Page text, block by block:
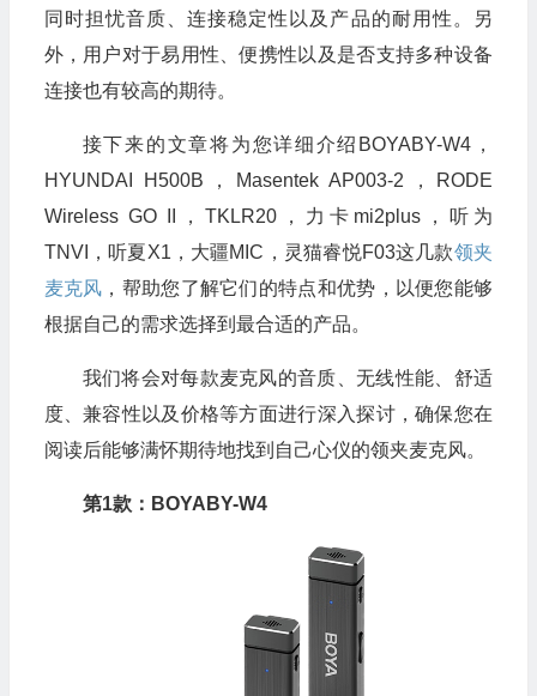
同时担忧音质、连接稳定性以及产品的耐用性。另
外，用户对于易用性、便携性以及是否支持多种设备
连接也有较高的期待。
接下来的文章将为您详细介绍BOYABY-W4，
HYUNDAI H500B，Masentek AP003-2，RODE
Wireless GO II，TKLR20，力卡mi2plus，听为
TNVI，听夏X1，大疆MIC，灵猫睿悦F03这几款领夹
麦克风 ，帮助您了解它们的特点和优势，以便您能够
根据自己的需求选择到最合适的产品。
我们将会对每款麦克风的音质、无线性能、舒适
度、兼容性以及价格等方面进行深入探讨，确保您在
阅读后能够满怀期待地找到自己心仪的领夹麦克风。
第1款：BOYABY-W4